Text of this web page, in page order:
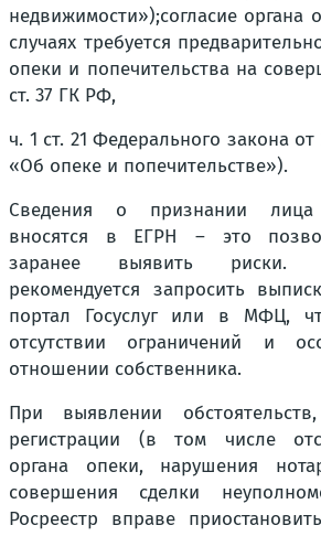
недвижимости»);согласие органа
случаях требуется
опеки и попечительства на
ст. 37 ГК РФ,
ч. 1 ст. 21 Федерального закона
«Об опеке и попечительстве»).
Сведения о признании лица
вносятся в ЕГРН – это
заранее выявить риски.
рекомендуется запросить
портал Госуслуг или в МФЦ,
отсутствии ограничений и
отношении собственника.
При выявлении
регистрации (в том числе
органа опеки, нарушения
совершения сделки
Росреестр вправе